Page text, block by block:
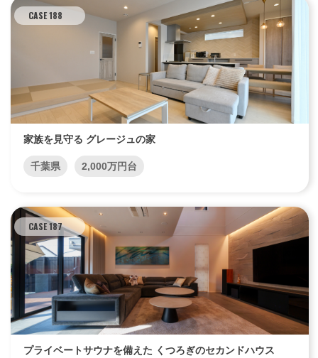
CASE 188
家族を見守る グレージュの家
千葉県 2,000万円台
CASE 187
プライベートサウナを備えた くつろぎのセカンドハウス